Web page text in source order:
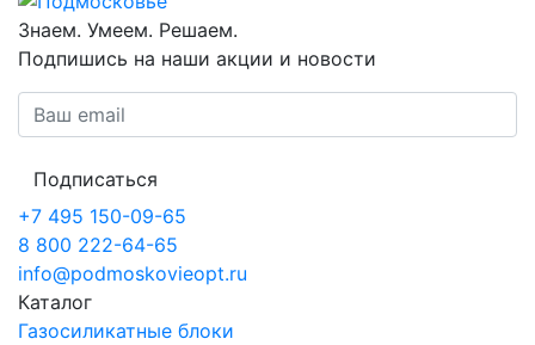
Знаем. Умеем. Решаем.
Подпишись на наши акции и новости
Подписаться
+7 495 150-09-65
8 800 222-64-65
info@podmoskovieopt.ru
Каталог
Газосиликатные блоки